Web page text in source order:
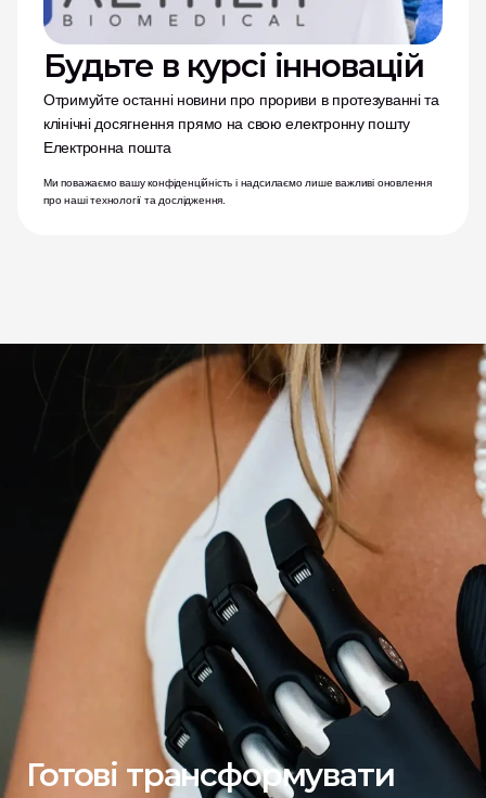
Будьте в курсі інновацій
Отримуйте останні новини про прориви в протезуванні та
клінічні досягнення прямо на свою електронну пошту
Електронна пошта
Ми поважаємо вашу конфіденційність і надсилаємо лише важливі оновлення
про наші технології та дослідження.
Готові трансформувати